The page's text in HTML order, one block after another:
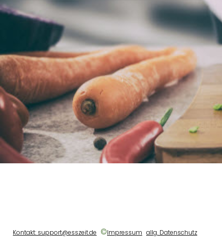
Kontakt: support@esszeit.de ©Impressum allg. Datenschutz